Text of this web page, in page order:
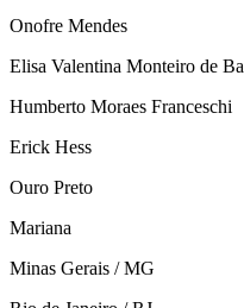
Onofre Mendes
Elisa Valentina Monteiro de
Humberto Moraes Franceschi
Erick Hess
Ouro Preto
Mariana
Minas Gerais / MG